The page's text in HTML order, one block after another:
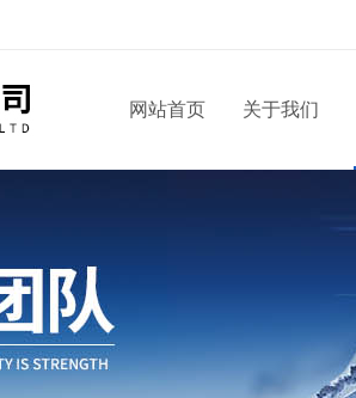
网站首页 关于我们